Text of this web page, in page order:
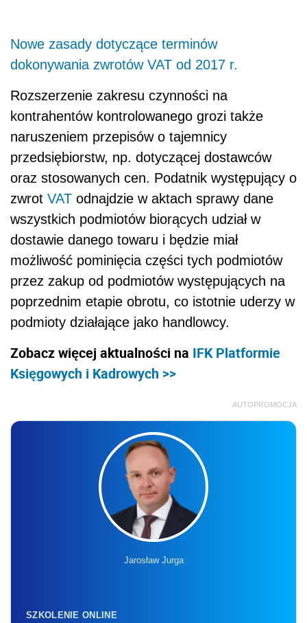
Nowe zasady dotyczące terminów
dokonywania zwrotów VAT od 2017 r.
Rozszerzenie zakresu czynności na
kontrahentów kontrolowanego grozi także
naruszeniem przepisów o tajemnicy
przedsiębiorstw, np. dotyczącej dostawców
oraz stosowanych cen. Podatnik występujący o
zwrot VAT odnajdzie w aktach sprawy dane
wszystkich podmiotów biorących udział w
dostawie danego towaru i będzie miał
możliwość pominięcia części tych podmiotów
przez zakup od podmiotów występujących na
poprzednim etapie obrotu, co istotnie uderzy w
podmioty działające jako handlowcy.
Zobacz więcej aktualności na IFK Platformie
Księgowych i Kadrowych >>
AUTOPROMOCJA
Jarosław Jurga
SZKOLENIE ONLINE